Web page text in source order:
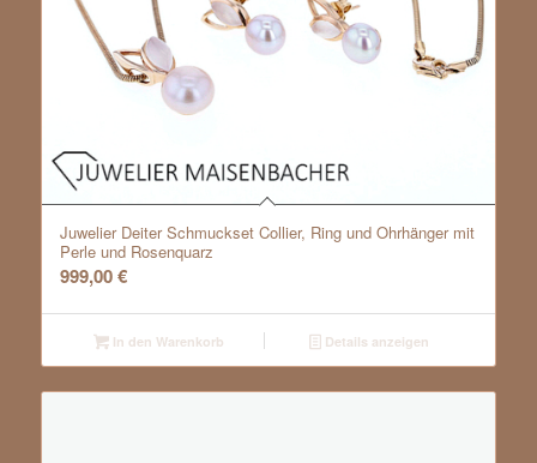
Juwelier Deiter Schmuckset Collier, Ring und Ohrhänger mit
Perle und Rosenquarz
999,00€
In den Warenkorb Details anzeigen